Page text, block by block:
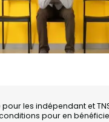
les indépendant et
pour en